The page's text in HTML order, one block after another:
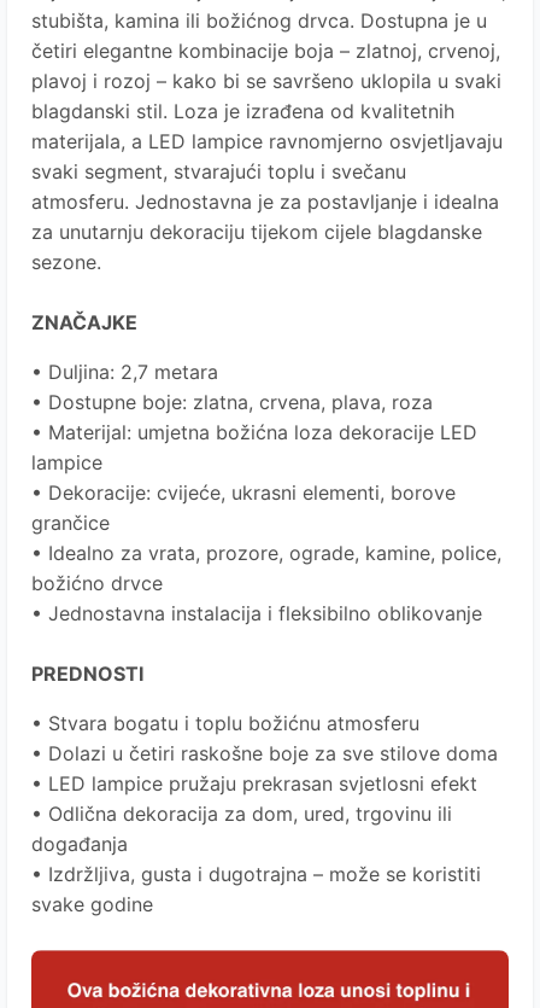
stubišta, kamina ili božićnog drvca. Dostupna je u
četiri elegantne kombinacije boja – zlatnoj, crvenoj,
plavoj i rozoj – kako bi se savršeno uklopila u svaki
blagdanski stil. Loza je izrađena od kvalitetnih
materijala, a LED lampice ravnomjerno osvjetljavaju
svaki segment, stvarajući toplu i svečanu
atmosferu. Jednostavna je za postavljanje i idealna
za unutarnju dekoraciju tijekom cijele blagdanske
sezone.
ZNAČAJKE
• Duljina: 2,7 metara
• Dostupne boje: zlatna, crvena, plava, roza
• Materijal: umjetna božićna loza dekoracije LED
lampice
• Dekoracije: cvijeće, ukrasni elementi, borove
grančice
• Idealno za vrata, prozore, ograde, kamine, police,
božićno drvce
• Jednostavna instalacija i fleksibilno oblikovanje
PREDNOSTI
• Stvara bogatu i toplu božićnu atmosferu
• Dolazi u četiri raskošne boje za sve stilove doma
• LED lampice pružaju prekrasan svjetlosni efekt
• Odlična dekoracija za dom, ured, trgovinu ili
događanja
• Izdržljiva, gusta i dugotrajna – može se koristiti
svake godine